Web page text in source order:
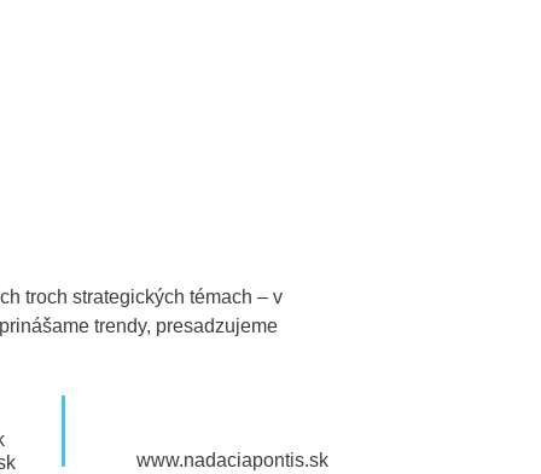
troch strategických témach – v
trendy, presadzujeme
www.nadaciapontis.sk